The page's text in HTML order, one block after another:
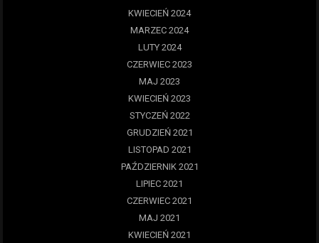
KWIECIEŃ 2024
MARZEC 2024
LUTY 2024
CZERWIEC 2023
MAJ 2023
KWIECIEŃ 2023
STYCZEŃ 2022
GRUDZIEŃ 2021
LISTOPAD 2021
PAŹDZIERNIK 2021
LIPIEC 2021
CZERWIEC 2021
MAJ 2021
KWIECIEŃ 2021